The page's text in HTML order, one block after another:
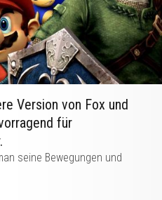
Version von Fox und
für
seine Bewegungen und